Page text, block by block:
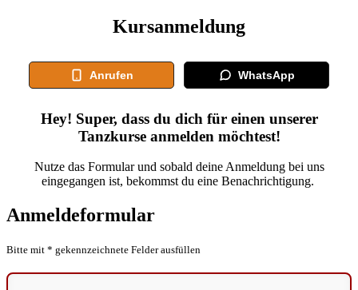
Kursanmeldung
Anrufen WhatsApp
Hey! Super, dass du dich für einen unserer
Tanzkurse anmelden möchtest!
Nutze das Formular und sobald deine Anmeldung bei uns
eingegangen ist, bekommst du eine Benachrichtigung.
Anmeldeformular
Bitte mit * gekennzeichnete Felder ausfüllen